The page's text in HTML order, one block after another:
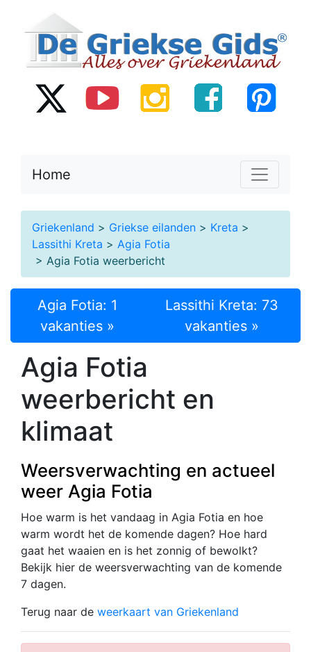
Home
Griekenland > Griekse eilanden > Kreta >
Lassithi Kreta > Agia Fotia
> Agia Fotia weerbericht
Agia Fotia: 1
vakanties »
Lassithi Kreta: 73
vakanties »
Agia Fotia
weerbericht en
klimaat
Weersverwachting en actueel
weer Agia Fotia
Hoe warm is het vandaag in Agia Fotia en hoe
warm wordt het de komende dagen? Hoe hard
gaat het waaien en is het zonnig of bewolkt?
Bekijk hier de weersverwachting van de komende
7 dagen.
Terug naar de weerkaart van Griekenland